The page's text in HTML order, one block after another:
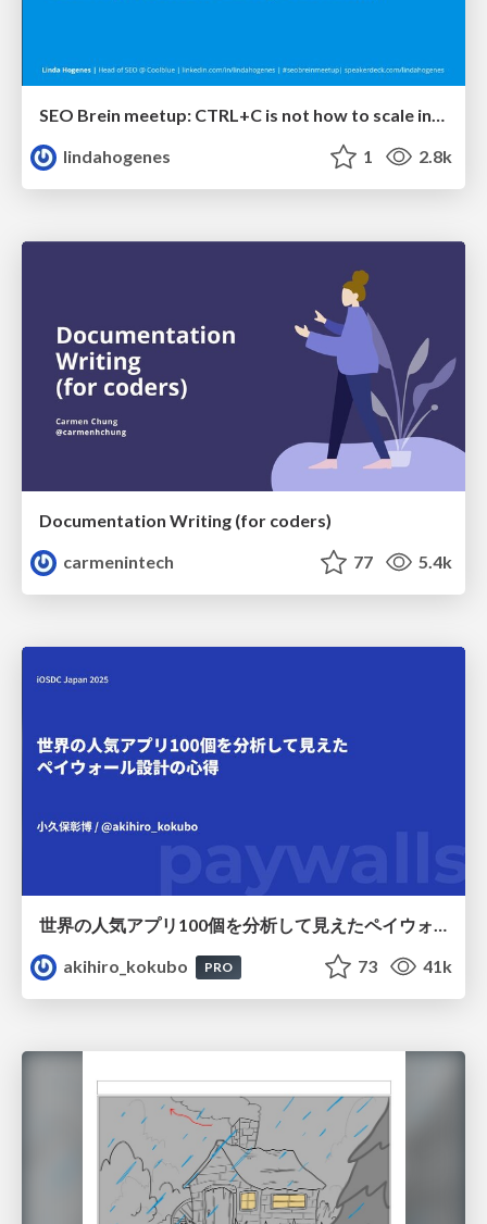
SEO Brein meetup: CTRL+C is not how to scale international SEO
lindahogenes
1 2.8k
Documentation Writing (for coders)
carmenintech
77 5.4k
世界の人気アプリ100個を分析して見えたペイウォール設計の心得
akihiro_kokubo
PRO 73 41k